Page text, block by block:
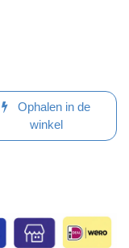
Ophalen in de
winkel